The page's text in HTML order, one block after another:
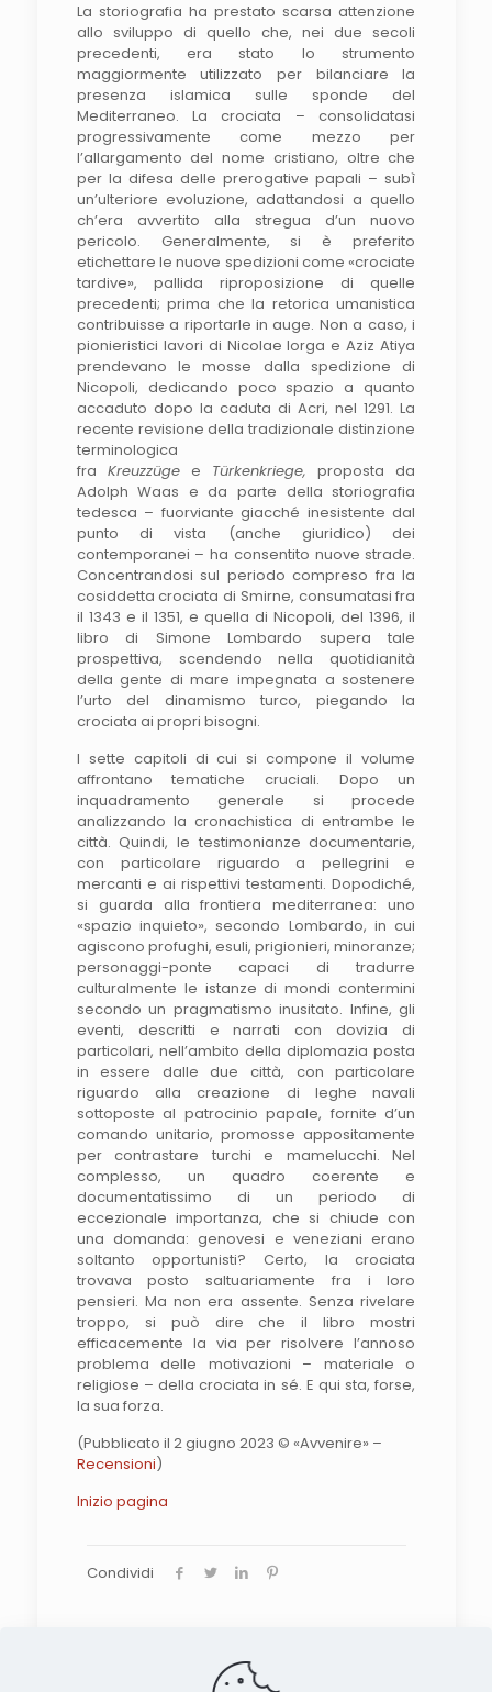
La storiografia ha prestato scarsa attenzione
allo sviluppo di quello che, nei due secoli
precedenti, era stato lo strumento
maggiormente utilizzato per bilanciare la
presenza islamica sulle sponde del
Mediterraneo. La crociata – consolidatasi
progressivamente come mezzo per
l’allargamento del nome cristiano, oltre che
per la difesa delle prerogative papali – subì
un’ulteriore evoluzione, adattandosi a quello
ch’era avvertito alla stregua d’un nuovo
pericolo. Generalmente, si è preferito
etichettare le nuove spedizioni come «crociate
tardive», pallida riproposizione di quelle
precedenti; prima che la retorica umanistica
contribuisse a riportarle in auge. Non a caso, i
pionieristici lavori di Nicolae Iorga e Aziz Atiya
prendevano le mosse dalla spedizione di
Nicopoli, dedicando poco spazio a quanto
accaduto dopo la caduta di Acri, nel 1291. La
recente revisione della tradizionale distinzione
terminologica
fra Kreuzzügee Türkenkriege, proposta da
Adolph Waas e da parte della storiografia
tedesca – fuorviante giacché inesistente dal
punto di vista (anche giuridico) dei
contemporanei – ha consentito nuove strade.
Concentrandosi sul periodo compreso fra la
cosiddetta crociata di Smirne, consumatasi fra
il 1343 e il 1351, e quella di Nicopoli, del 1396, il
libro di Simone Lombardo supera tale
prospettiva, scendendo nella quotidianità
della gente di mare impegnata a sostenere
l’urto del dinamismo turco, piegando la
crociata ai propri bisogni.
I sette capitoli di cui si compone il volume
affrontano tematiche cruciali. Dopo un
inquadramento generale si procede
analizzando la cronachistica di entrambe le
città. Quindi, le testimonianze documentarie,
con particolare riguardo a pellegrini e
mercanti e ai rispettivi testamenti. Dopodiché,
si guarda alla frontiera mediterranea: uno
«spazio inquieto», secondo Lombardo, in cui
agiscono profughi, esuli, prigionieri, minoranze;
personaggi-ponte capaci di tradurre
culturalmente le istanze di mondi contermini
secondo un pragmatismo inusitato. Infine, gli
eventi, descritti e narrati con dovizia di
particolari, nell’ambito della diplomazia posta
in essere dalle due città, con particolare
riguardo alla creazione di leghe navali
sottoposte al patrocinio papale, fornite d’un
comando unitario, promosse appositamente
per contrastare turchi e mamelucchi. Nel
complesso, un quadro coerente e
documentatissimo di un periodo di
eccezionale importanza, che si chiude con
una domanda: genovesi e veneziani erano
soltanto opportunisti? Certo, la crociata
trovava posto saltuariamente fra i loro
pensieri. Ma non era assente. Senza rivelare
troppo, si può dire che il libro mostri
efficacemente la via per risolvere l’annoso
problema delle motivazioni – materiale o
religiose – della crociata in sé. E qui sta, forse,
la sua forza.
(Pubblicato il 2 giugno 2023 © «Avvenire» –
Recensioni)
Inizio pagina
Condividi